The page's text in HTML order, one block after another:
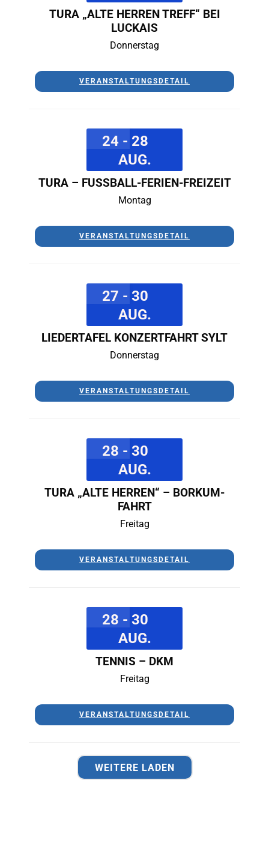
TURA „ALTE HERREN TREFF“ BEI
LUCKAIS
Donnerstag
VERANSTALTUNGSDETAIL
24 - 28
AUG.
TURA – FUSSBALL-FERIEN-FREIZEIT
Montag
VERANSTALTUNGSDETAIL
27 - 30
AUG.
LIEDERTAFEL KONZERTFAHRT SYLT
Donnerstag
VERANSTALTUNGSDETAIL
28 - 30
AUG.
TURA „ALTE HERREN“ – BORKUM-
FAHRT
Freitag
VERANSTALTUNGSDETAIL
28 - 30
AUG.
TENNIS – DKM
Freitag
VERANSTALTUNGSDETAIL
WEITERE LADEN